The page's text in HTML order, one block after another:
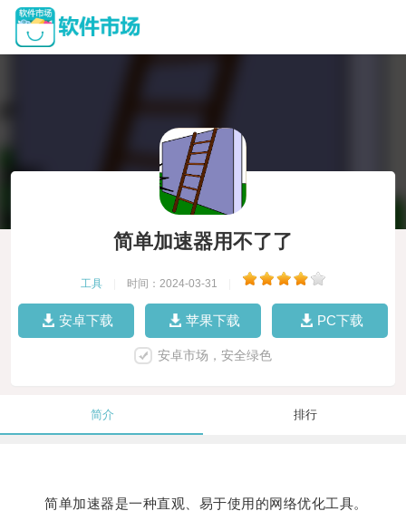
简单加速器用不了了
工具 时间：2024-03-31
安卓下载 苹果下载 PC下载
安卓市场，安全绿色
简介 排行
简单加速器是一种直观、易于使用的网络优化工具。